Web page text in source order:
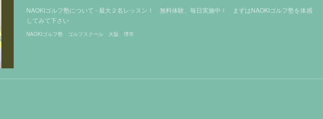
NAOKIゴルフ塾について - 最大２名レッスン！ 無料体験、毎日実施中！ まずはNAOKIゴルフ塾を体感
してみて下さい
NAOKIゴルフ塾 ゴルフスクール 大阪 堺市